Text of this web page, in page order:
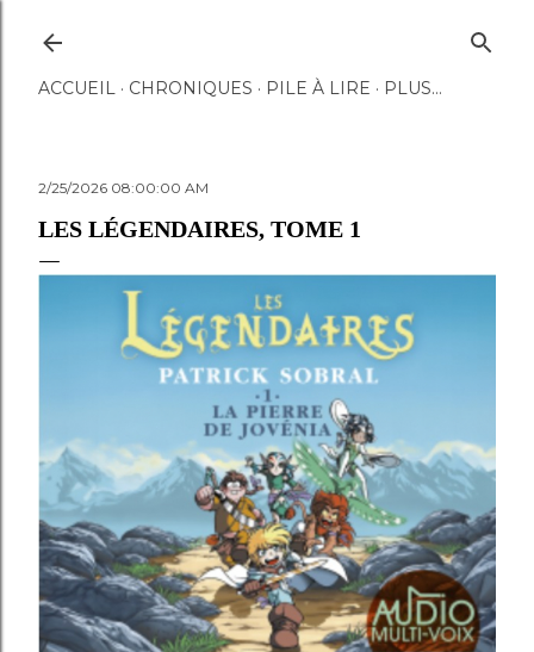
ACCUEIL CHRONIQUES PILE À LIRE PLUS…
2/25/2026 08:00:00 AM
LES LÉGENDAIRES, TOME 1